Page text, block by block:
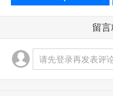
留
请先登录再发表评